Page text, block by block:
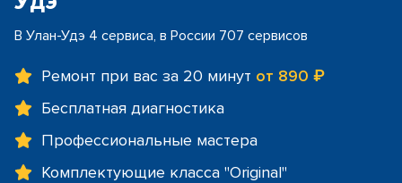
В Улан-Удэ 4 сервиса, в России 707 сервисов
Ремонт при вас за 20 минут от 890 ₽
Бесплатная диагностика
Профессиональные мастера
Комплектующие класса "Original"